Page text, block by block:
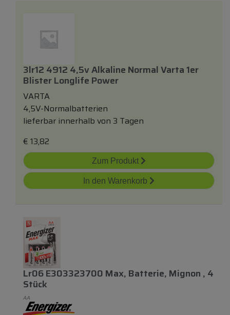
3lr12 4912 4,5v Alkaline Normal Varta 1er
Blister Longlife Power
VARTA
4,5V-Normalbatterien
lieferbar innerhalb von 3 Tagen
€ 13,82
Zum Produkt
In den Warenkorb
Lr06 E303323700 Max, Batterie, Mignon , 4
Stück
AA